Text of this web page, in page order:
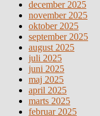
december 2025
november 2025
oktober 2025
september 2025
august 2025
juli 2025
juni 2025
maj 2025
april 2025
marts 2025
februar 2025